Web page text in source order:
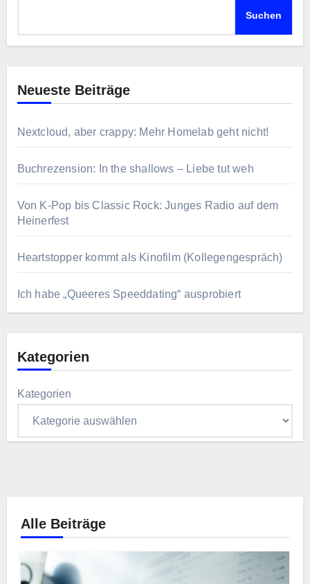
Suchen
Neueste Beiträge
Nextcloud, aber crappy: Mehr Homelab geht nicht!
Buchrezension: In the shallows – Liebe tut weh
Von K-Pop bis Classic Rock: Junges Radio auf dem
Heinerfest
Heartstopper kommt als Kinofilm (Kollegengespräch)
Ich habe „Queeres Speeddating“ ausprobiert
Kategorien
Kategorien
Alle Beiträge